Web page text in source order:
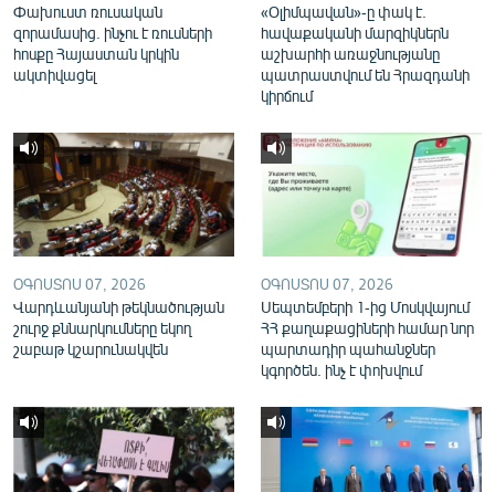
«Ազատության» բոլոր կայքերը
Փախուստ ռուսական
զորամասից. ինչու է ռուսների
հոսքը Հայաստան կրկին
ակտիվացել
«Օլիմպավան»-ը փակ է.
հավաքականի մարզիկներն
աշխարհի առաջնությանը
պատրաստվում են Հրազդանի
կիրճում
ՕԳՈՍՏՈՍ 07, 2026
Վարդևանյանի թեկնածության
շուրջ քննարկումները եկող
շաբաթ կշարունակվեն
ՕԳՈՍՏՈՍ 07, 2026
Սեպտեմբերի 1-ից Մոսկվայում
ՀՀ քաղաքացիների համար նոր
պարտադիր պահանջներ
կգործեն. ինչ է փոխվում